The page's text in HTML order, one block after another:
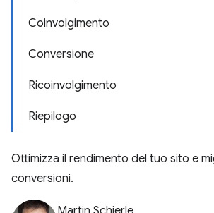
Coinvolgimento
Conversione
Ricoinvolgimento
Riepilogo
Ottimizza il rendimento del tuo sito e
conversioni.